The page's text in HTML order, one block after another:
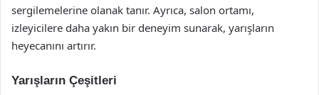
sergilemelerine olanak tanır. Ayrıca, salon ortamı,
izleyicilere daha yakın bir deneyim sunarak, yarışların
heyecanını artırır.
Yarışların Çeşitleri